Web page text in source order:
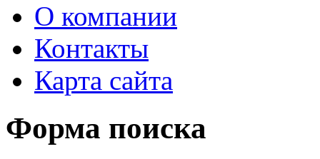
О компании
Контакты
Карта сайта
Форма поиска